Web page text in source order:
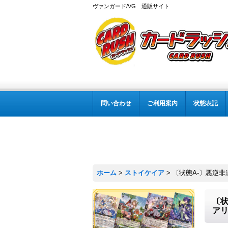
ヴァンガード/VG 通販サイト
問い合わせ ご利用案内 状態表記
ホーム > ストイケイア > 〔状態A-〕悪逆
〔
ア